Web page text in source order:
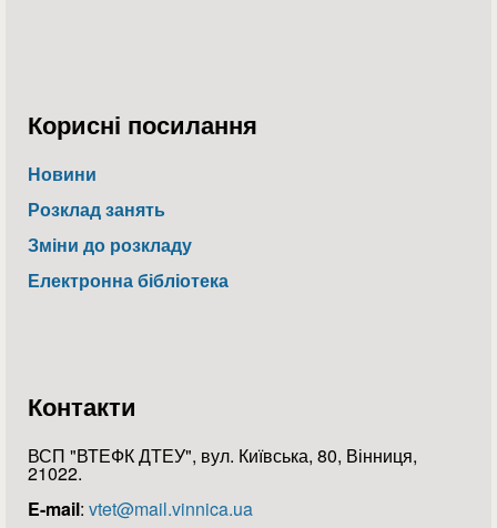
Корисні посилання
Новини
Розклад занять
Зміни до розкладу
Електронна бібліотека
Контакти
ВСП "ВТЕФК ДТЕУ", вул. Київська, 80, Вінниця,
21022.
E-mail: vtet@mail.vinnica.ua